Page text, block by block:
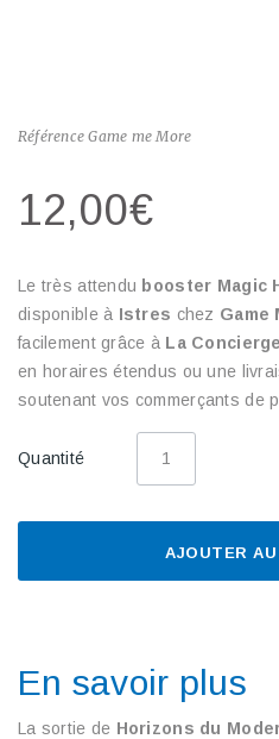
Référence Game me More
12,00€
Le très attendu booster Magic
disponible à Istres chez Game
facilement grâce à La
en horaires étendus ou une
soutenant vos commerçants de
Quantité
AJOUTER AU
En savoir plus
La sortie de Horizons du